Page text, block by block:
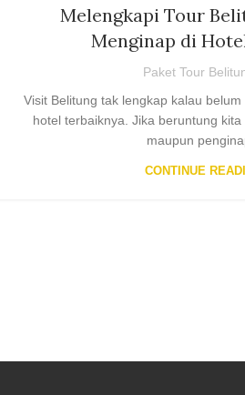
Melengkapi Tour
Menginap di
Paket Tour
Visit Belitung tak lengkap kalau
hotel terbaiknya. Jika beruntung
maupun
CONTINUE